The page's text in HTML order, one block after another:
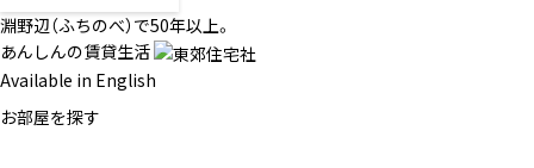
淵野辺（ふちのべ）で50年以上。
あんしんの賃貸生活
Available in English
お部屋を探す